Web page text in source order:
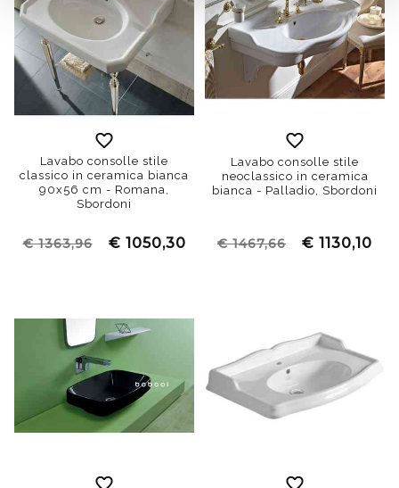
Lavabo consolle stile
classico in ceramica bianca
90x56 cm - Romana,
Sbordoni
€ 1363,96 € 1050,30
Lavabo consolle stile
neoclassico in ceramica
bianca - Palladio, Sbordoni
€ 1467,66 € 1130,10